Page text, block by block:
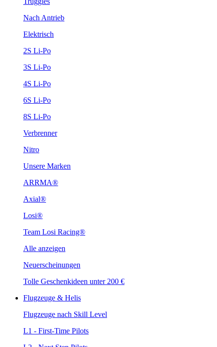
Nach Antrieb
Elektrisch
2S Li-Po
3S Li-Po
4S Li-Po
6S Li-Po
8S Li-Po
Verbrenner
Nitro
Unsere Marken
ARRMA®
Axial®
Losi®
Team Losi Racing®
Alle anzeigen
Neuerscheinungen
Tolle Geschenkideen unter 200 €
Flugzeuge & Helis
Flugzeuge nach Skill Level
L1 - First-Time Pilots